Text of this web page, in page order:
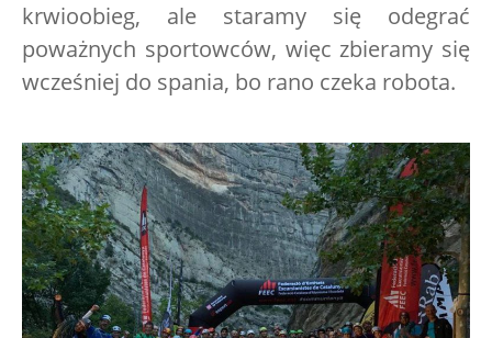
krwioobieg, ale staramy się odegrać
poważnych sportowców, więc zbieramy się
wcześniej do spania, bo rano czeka robota.